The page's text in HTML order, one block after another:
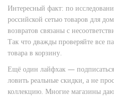
Интересный факт: по
российской сетью товаров для
возвратов связаны с
Так что дважды проверяйте все
товара в корзину.
Ещё один лайфхак —
ловить реальные скидки, а не
коллекцию. Многие магазины